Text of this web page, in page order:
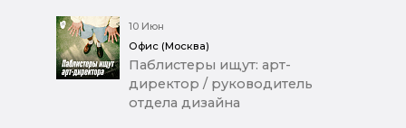
10 Июн
Офис (Москва)
Паблистеры ищут: арт-
директор / руководитель
отдела дизайна